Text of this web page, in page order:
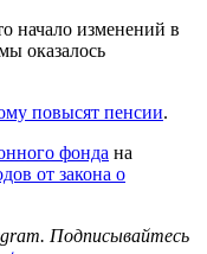
начало изменений в
оказалось
повысят пенсии.
фонда на
от закона о
Подписывайтесь